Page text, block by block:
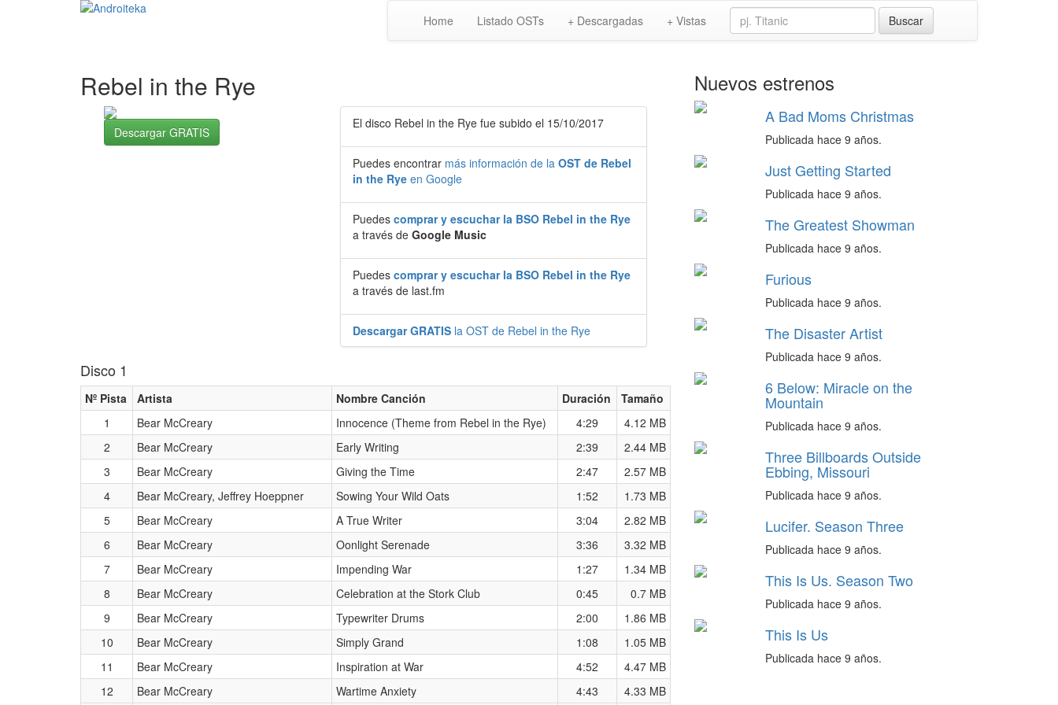
Home Listado OSTs + Descargadas + Vistas
Rebel in the Rye
Descargar GRATIS
El disco Rebel in the Rye fue subido el 15/10/2017
Puedes encontrar más información de la OST de Rebel
in the Rye en Google
Puedes comprar y escuchar la BSO Rebel in the Rye
a través de Google Music
Puedes comprar y escuchar la BSO Rebel in the Rye
a través de last.fm
Descargar GRATIS la OST de Rebel in the Rye
Disco 1
Nº Pista Artista Nombre Canción Duración
Tamaño
1
Bear McCreary Innocence (Theme from Rebel in the Rye) 4:29
4.12 MB
2
Bear McCreary Early Writing 2:39
2.44 MB
3
Bear McCreary Giving the Time 2:47
2.57 MB
4
Bear McCreary, Jeffrey Hoeppner Sowing Your Wild Oats 1:52
1.73 MB
5
Bear McCreary A True Writer 3:04
2.82 MB
6
Bear McCreary Oonlight Serenade 3:36
3.32 MB
7
Bear McCreary Impending War 1:27
1.34 MB
8
Bear McCreary Celebration at the Stork Club 0:45
0.7 MB
9
Bear McCreary Typewriter Drums 2:00
1.86 MB
10
Bear McCreary Simply Grand 1:08
1.05 MB
11
Bear McCreary Inspiration at War 4:52
4.47 MB
12
Bear McCreary Wartime Anxiety 4:43 4.33 MB
Nuevos estrenos
A Bad Moms Christmas
Publicada hace 9 años.
Just Getting Started
Publicada hace 9 años.
The Greatest Showman
Publicada hace 9 años.
Furious
Publicada hace 9 años.
The Disaster Artist
Publicada hace 9 años.
6 Below: Miracle on the
Mountain
Publicada hace 9 años.
Three Billboards Outside
Ebbing, Missouri
Publicada hace 9 años.
Lucifer. Season Three
Publicada hace 9 años.
This Is Us. Season Two
Publicada hace 9 años.
This Is Us
Publicada hace 9 años.